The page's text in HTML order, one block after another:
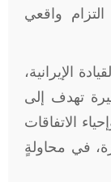
واقعي
الإيرانية،
تهدف إلى
الاتفاقات
في محاولةٍ